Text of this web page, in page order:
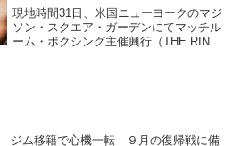
現地時間31日、米国ニューヨークのマジ
ソン・スクエア・ガーデンにてマッチル
ーム・ボクシング主催興行（THE RING
ジム移籍で心機一転 ９月の復帰戦に備